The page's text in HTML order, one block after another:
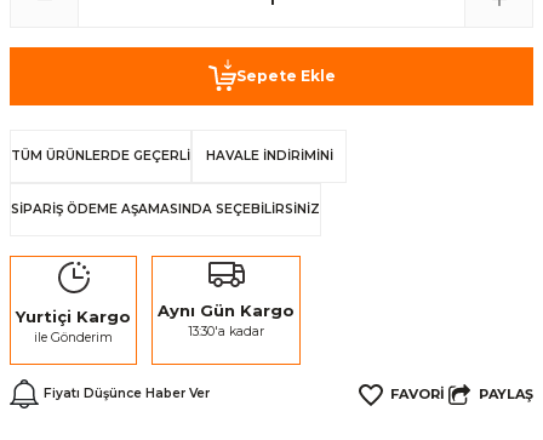
Sepete Ekle
TÜM ÜRÜNLERDE GEÇERLİ HAVALE İNDİRİMİNİ
SİPARİŞ ÖDEME AŞAMASINDA SEÇEBİLİRSİNİZ
Yurtiçi Kargo
ile Gönderim
Aynı Gün Kargo
13:30'a kadar
Fiyatı Düşünce Haber Ver PAYLAŞ